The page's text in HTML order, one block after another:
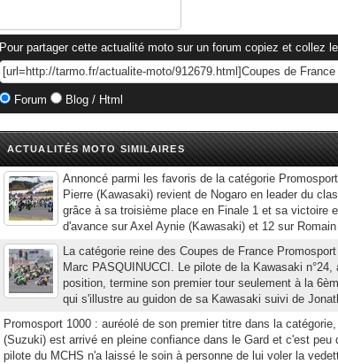
Pour partager cette actualité moto sur un forum copiez et collez
Forum Blog / Html
ACTUALITÉS MOTO SIMILAIRES
Annoncé parmi les favoris de la catégorie
Pierre (Kawasaki) revient de Nogaro en leader du
grâce à sa troisième place en Finale 1 et sa victoire
d'avance sur Axel Aynie (Kawasaki) et 12 sur
La catégorie reine des Coupes de France
Marc PASQUINUCCI. Le pilote de la Kawasaki n°24,
position, termine son premier tour seulement à la
qui s'illustre au guidon de sa Kawasaki suivi de
Promosport 1000 : auréolé de son premier titre dans la
(Suzuki) est arrivé en pleine confiance dans le Gard et c'est peu
pilote du MCHS n'a laissé le soin à personne de lui voler la